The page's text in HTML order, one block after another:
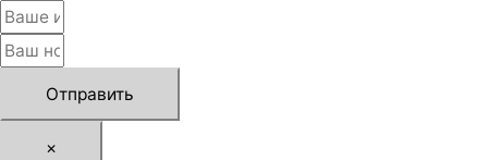
Отправить
×